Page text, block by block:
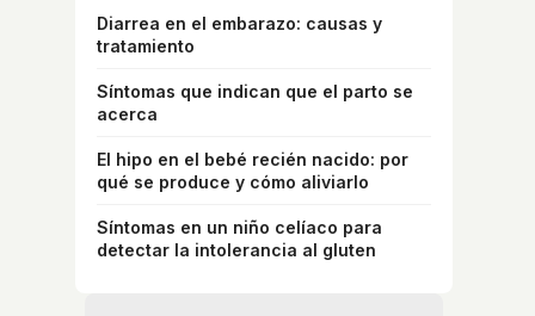
Diarrea en el embarazo: causas y
tratamiento
Síntomas que indican que el parto se
acerca
El hipo en el bebé recién nacido: por
qué se produce y cómo aliviarlo
Síntomas en un niño celíaco para
detectar la intolerancia al gluten